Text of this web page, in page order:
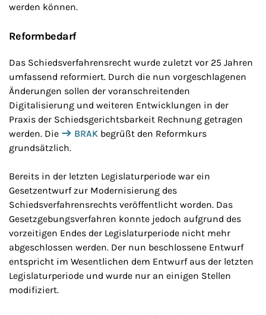
werden können.
Reformbedarf
Das Schiedsverfahrensrecht wurde zuletzt vor 25 Jahren
umfassend reformiert. Durch die nun vorgeschlagenen
Änderungen sollen der voranschreitenden
Digitalisierung und weiteren Entwicklungen in der
Praxis der Schiedsgerichtsbarkeit Rechnung getragen
werden. Die BRAK begrüßt den Reformkurs
grundsätzlich.
Bereits in der letzten Legislaturperiode war ein
Gesetzentwurf zur Modernisierung des
Schiedsverfahrensrechts veröffentlicht worden. Das
Gesetzgebungsverfahren konnte jedoch aufgrund des
vorzeitigen Endes der Legislaturperiode nicht mehr
abgeschlossen werden. Der nun beschlossene Entwurf
entspricht im Wesentlichen dem Entwurf aus der letzten
Legislaturperiode und wurde nur an einigen Stellen
modifiziert.